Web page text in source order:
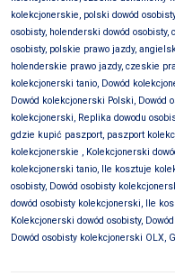
kolekcjonerskie, polski dowód
osobisty, holenderski dowód
osobisty, polskie prawo jazdy,
holenderskie prawo jazdy, czeskie
kolekcjonerski tanio, Dowód
Dowód kolekcjonerski Polski, Dowód
kolekcjonerski, Replika dowodu
gdzie kupić paszport, paszport
kolekcjonerskie , Kolekcjonerski
kolekcjonerski tanio, Ile kosztuje
osobisty, Dowód osobisty
dowód osobisty kolekcjonerski, Ile
Kolekcjonerski dowód osobisty,
Dowód osobisty kolekcjonerski OLX,